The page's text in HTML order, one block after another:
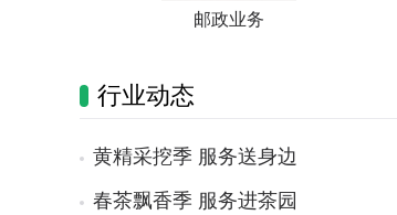
邮政业务
行业动态
黄精采挖季 服务送身边
春茶飘香季 服务进茶园